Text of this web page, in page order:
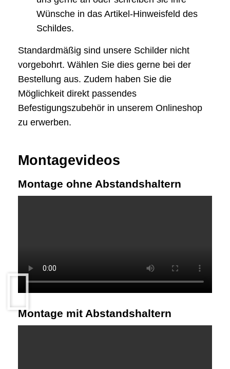
Wünsche in das Artikel-Hinweisfeld des
Schildes.
Standardmäßig sind unsere Schilder nicht
vorgebohrt. Wählen Sie dies gerne bei der
Bestellung aus. Zudem haben Sie die
Möglichkeit direkt passendes
Befestigungszubehör in unserem Onlineshop
zu erwerben.
Montagevideos
Montage ohne Abstandshaltern
Montage mit Abstandshaltern